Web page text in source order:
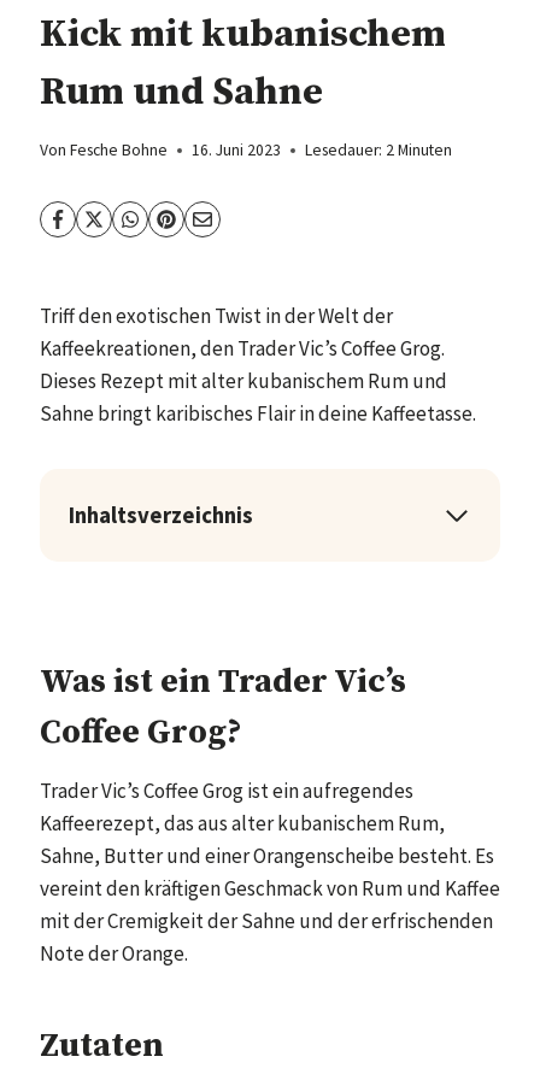
Kick mit kubanischem
Rum und Sahne
Von Fesche Bohne 16. Juni 2023 Lesedauer: 2Minuten
Triff den exotischen Twist in der Welt der
Kaffeekreationen, den Trader Vic’s Coffee Grog.
Dieses Rezept mit alter kubanischem Rum und
Sahne bringt karibisches Flair in deine Kaffeetasse.
Inhaltsverzeichnis
Was ist ein Trader Vic’s
Coffee Grog?
Trader Vic’s Coffee Grog ist ein aufregendes
Kaffeerezept, das aus alter kubanischem Rum,
Sahne, Butter und einer Orangenscheibe besteht. Es
vereint den kräftigen Geschmack von Rum und Kaffee
mit der Cremigkeit der Sahne und der erfrischenden
Note der Orange.
Zutaten